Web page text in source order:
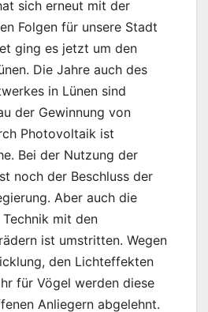
sich erneut mit der
Folgen für unsere Stadt
ging es jetzt um den
Die Jahre auch des
in Lünen sind
der Gewinnung von
Photovoltaik ist
Bei der Nutzung der
noch der Beschluss der
Aber auch die
mit den
ist umstritten. Wegen
den Lichteffekten
für Vögel werden diese
Anliegern abgelehnt.